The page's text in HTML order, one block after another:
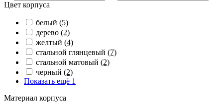
Цвет корпуса
белый (5)
дерево (2)
желтый (4)
стальной глянцевый (7)
стальной матовый (2)
черный (2)
Показать ещё 1
Материал корпуса